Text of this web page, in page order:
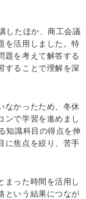
したほか、商工会議
を活用しました。特
題を考えて解答する
することで理解を深
なかったため、冬休
ンで学習を進めまし
知識科目の得点を伸
に焦点を絞り、苦手
まった時間を活用し
という結果につなが